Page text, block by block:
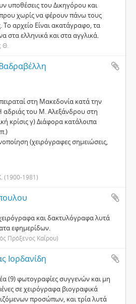
υποθέσεις του Δικηγόρου και
χωρίς να φέρουν πάνω τους
Το αρχείο Είναι ακατάγραφο, τα
στα ελληνικά και στα αγγλικά.
Θ.
στη Μακεδονία κατά την
αδριάς του Μ. Αλεξάνδρου στη
κρίσις γ) Διάφορα κατάλοιπα
(χειρόγραφες σημειώσεις,
(1900-1981)
και δακτυλόγραφα λυτά
εφημερίδων.
Πρόξενος Καΐρου)
Ιορδανίδη
(9) φωτογραφίες συγγενών και μη
σε χειρόγραφα βιογραφικά
προσώπων, και τρία λυτά